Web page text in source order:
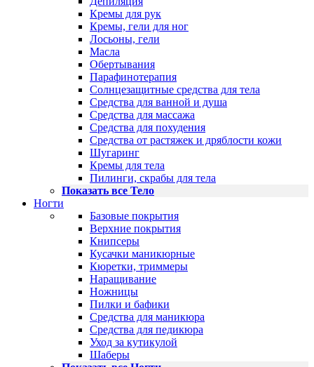
Кремы для рук
Кремы, гели для ног
Лосьоны, гели
Масла
Обертывания
Парафинотерапия
Солнцезащитные средства для тела
Средства для ванной и душа
Средства для массажа
Средства для похудения
Средства от растяжек и дряблости кожи
Шугаринг
Кремы для тела
Пилинги, скрабы для тела
Показать все Тело
Ногти
Базовые покрытия
Верхние покрытия
Книпсеры
Кусачки маникюрные
Кюретки, триммеры
Наращивание
Ножницы
Пилки и бафики
Средства для маникюра
Средства для педикюра
Уход за кутикулой
Шаберы